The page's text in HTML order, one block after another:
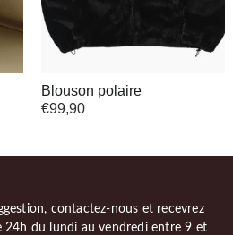
Blouson polaire
€99,90
contactez-nous et recevrez
24h du lundi au vendredi entre 9 et